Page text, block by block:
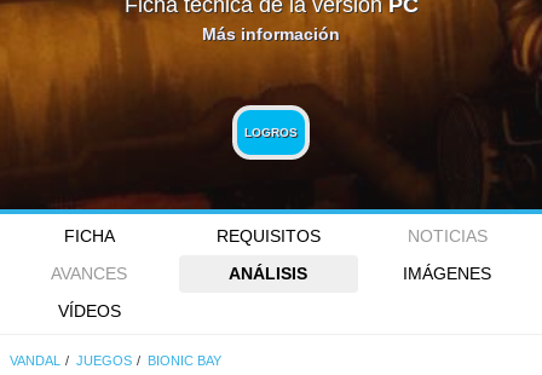
Ficha técnica de la versiónPC
Más información
LOGROS
FICHA REQUISITOS
NOTICIAS
AVANCES
ANÁLISIS
IMÁGENES
VÍDEOS
VANDAL JUEGOS BIONIC BAY